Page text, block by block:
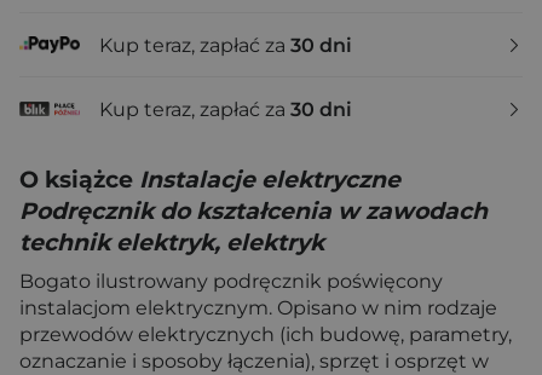
Kup teraz, zapłać za 30 dni
Kup teraz, zapłać za 30 dni
O książce Instalacje elektryczne
Podręcznik do kształcenia w zawodach
technik elektryk, elektryk
Bogato ilustrowany podręcznik poświęcony
instalacjom elektrycznym. Opisano w nim rodzaje
przewodów elektrycznych (ich budowę, parametry,
oznaczanie i sposoby łączenia), sprzęt i osprzęt w